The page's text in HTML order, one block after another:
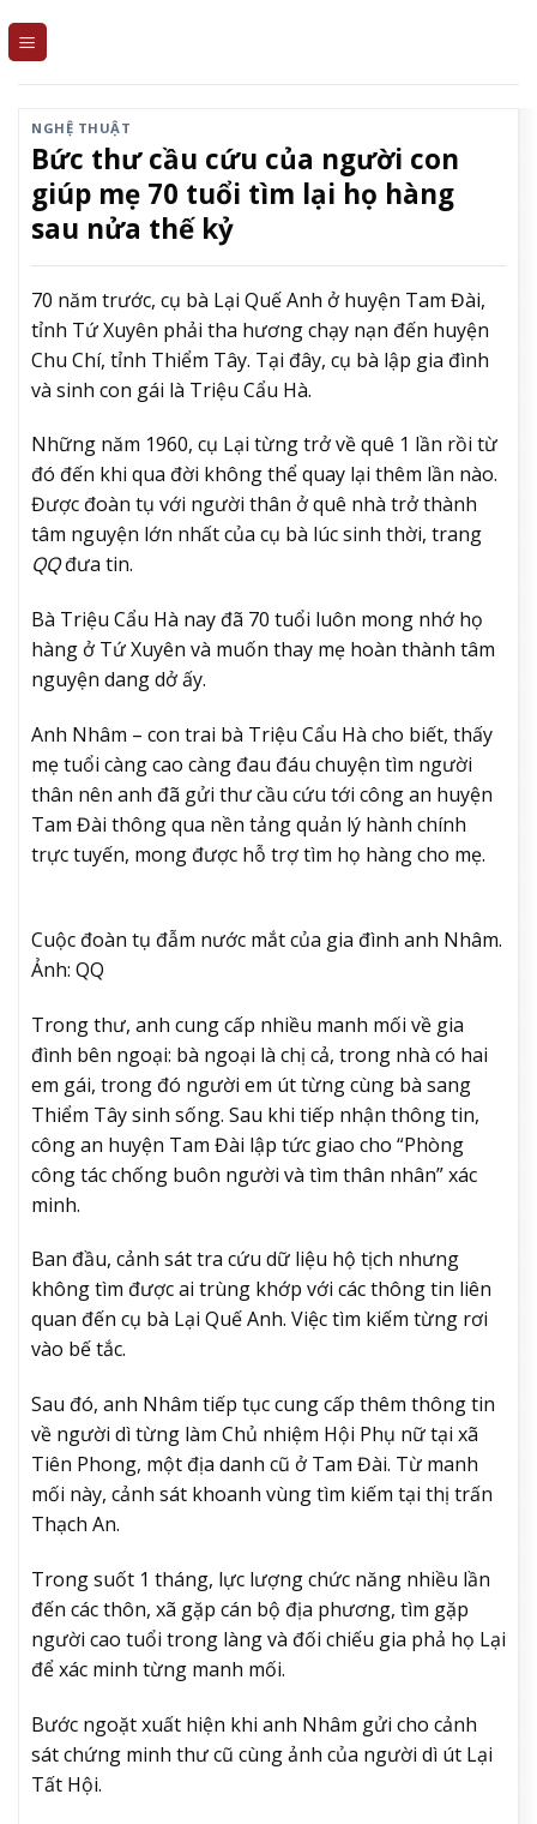
NGHỆ THUẬT
Bức thư cầu cứu của người con
giúp mẹ 70 tuổi tìm lại họ hàng
sau nửa thế kỷ
70 năm trước, cụ bà Lại Quế Anh ở huyện Tam Đài,
tỉnh Tứ Xuyên phải tha hương chạy nạn đến huyện
Chu Chí, tỉnh Thiểm Tây. Tại đây, cụ bà lập gia đình
và sinh con gái là Triệu Cẩu Hà.
Những năm 1960, cụ Lại từng trở về quê 1 lần rồi từ
đó đến khi qua đời không thể quay lại thêm lần nào.
Được đoàn tụ với người thân ở quê nhà trở thành
tâm nguyện lớn nhất của cụ bà lúc sinh thời, trang
QQđưa tin.
Bà Triệu Cẩu Hà nay đã 70 tuổi luôn mong nhớ họ
hàng ở Tứ Xuyên và muốn thay mẹ hoàn thành tâm
nguyện dang dở ấy.
Anh Nhâm – con trai bà Triệu Cẩu Hà cho biết, thấy
mẹ tuổi càng cao càng đau đáu chuyện tìm người
thân nên anh đã gửi thư cầu cứu tới công an huyện
Tam Đài thông qua nền tảng quản lý hành chính
trực tuyến, mong được hỗ trợ tìm họ hàng cho mẹ.
Cuộc đoàn tụ đẫm nước mắt của gia đình anh Nhâm.
Ảnh: QQ
Trong thư, anh cung cấp nhiều manh mối về gia
đình bên ngoại: bà ngoại là chị cả, trong nhà có hai
em gái, trong đó người em út từng cùng bà sang
Thiểm Tây sinh sống. Sau khi tiếp nhận thông tin,
công an huyện Tam Đài lập tức giao cho “Phòng
công tác chống buôn người và tìm thân nhân” xác
minh.
Ban đầu, cảnh sát tra cứu dữ liệu hộ tịch nhưng
không tìm được ai trùng khớp với các thông tin liên
quan đến cụ bà Lại Quế Anh. Việc tìm kiếm từng rơi
vào bế tắc.
Sau đó, anh Nhâm tiếp tục cung cấp thêm thông tin
về người dì từng làm Chủ nhiệm Hội Phụ nữ tại xã
Tiên Phong, một địa danh cũ ở Tam Đài. Từ manh
mối này, cảnh sát khoanh vùng tìm kiếm tại thị trấn
Thạch An.
Trong suốt 1 tháng, lực lượng chức năng nhiều lần
đến các thôn, xã gặp cán bộ địa phương, tìm gặp
người cao tuổi trong làng và đối chiếu gia phả họ Lại
để xác minh từng manh mối.
Bước ngoặt xuất hiện khi anh Nhâm gửi cho cảnh
sát chứng minh thư cũ cùng ảnh của người dì út Lại
Tất Hội.